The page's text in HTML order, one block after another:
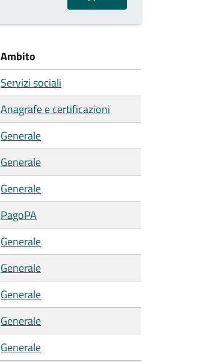
Ambito
Servizi sociali
Anagrafe e certificazioni
Generale
Generale
Generale
PagoPA
Generale
Generale
Generale
Generale
Generale